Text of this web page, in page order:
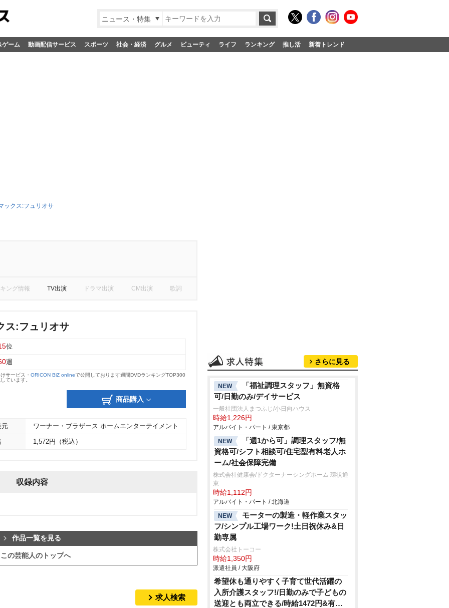
ニュース・特集
ゲーム 動画配信サービス スポーツ 社会・経済 グルメ ビューティ ライフ ランキング 推し活 新着トレンド
ックス:フュリオサ
ング情報 TV出演 ドラマ出演 CM出演 歌詞
ス:フュリオサ
位
週
サービス・ ORICON BiZ onlineで公開しております週間DVDランキングTOP300
ています。
商品購入
元 ワーナー・ブラザース ホームエンターテイメント
1,572円（税込）
収録内容
作品一覧を見る
この芸能人のトップへ
求人検索
さらに見る
NEW
「福祉調理スタッフ」無資格
可/日勤のみ/デイサービス
一般社団法人まつふじ/小日向ハウス
時給1,226円
アルバイト・パート / 東京都
NEW
「週1から可」調理スタッフ/無
資格可/シフト相談可/住宅型有料老人ホ
ーム/社会保障完備
株式会社健康会/ドクターナーシングホーム 環状通
東
時給1,112円
アルバイト・パート / 北海道
NEW
モーターの製造・軽作業スタッ
フ/シンプル工場ワーク!土日祝休み&日
勤専属
株式会社トーコー
時給1,350円
派遣社員 / 大阪府
希望休も通りやすく子育て世代活躍の
入所介護スタッフ!/日勤のみで子どもの
送迎とも両立できる/時給1472円&有給